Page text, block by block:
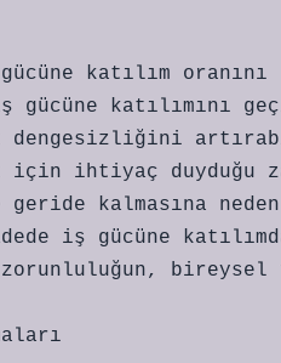
katılım oranını
katılımını
dengesizliğini
ihtiyaç duyduğu
kalmasına
iş gücüne
bireysel